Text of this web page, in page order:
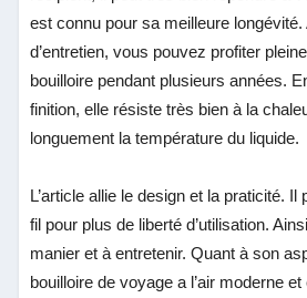
est connu pour sa meilleure
d’entretien, vous pouvez profiter
bouilloire pendant plusieurs années.
finition, elle résiste très bien à la
longuement la température du liquide.
L’article allie le design et la praticité.
fil pour plus de liberté d’utilisation.
manier et à entretenir. Quant à son
bouilloire de voyage a l’air moderne